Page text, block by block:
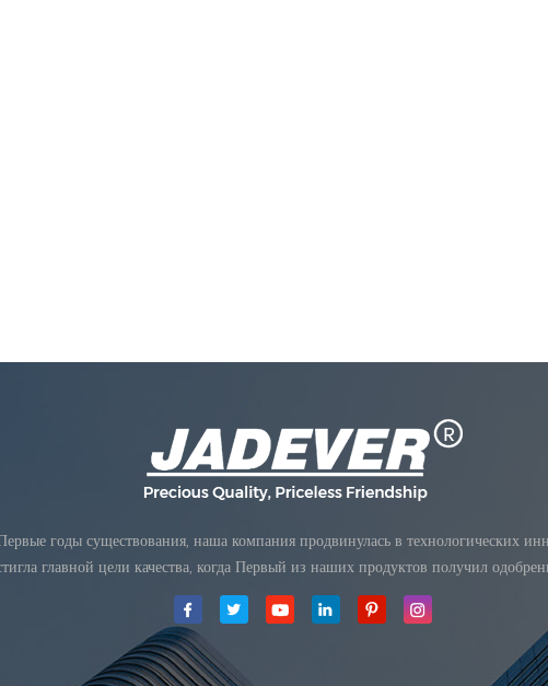
годы существования, наша компания продвинулась в технологических
главной цели качества, когда Первый из наших продуктов получил